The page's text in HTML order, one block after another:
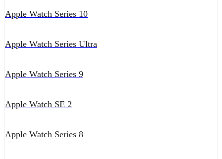
Apple Watch Series 10
Apple Watch Series Ultra
Apple Watch Series 9
Apple Watch SE 2
Apple Watch Series 8